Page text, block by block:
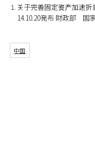
关于完善固定资产加速
14.10.20発布 財政部 国
中国